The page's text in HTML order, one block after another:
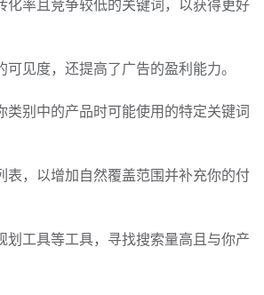
化率且竞争较低的关键词，以获得更好
见度，还提高了广告的盈利能力。
类别中的产品时可能使用的特定关键词
表，以增加自然覆盖范围并补充你的付
划工具等工具，寻找搜索量高且与你产